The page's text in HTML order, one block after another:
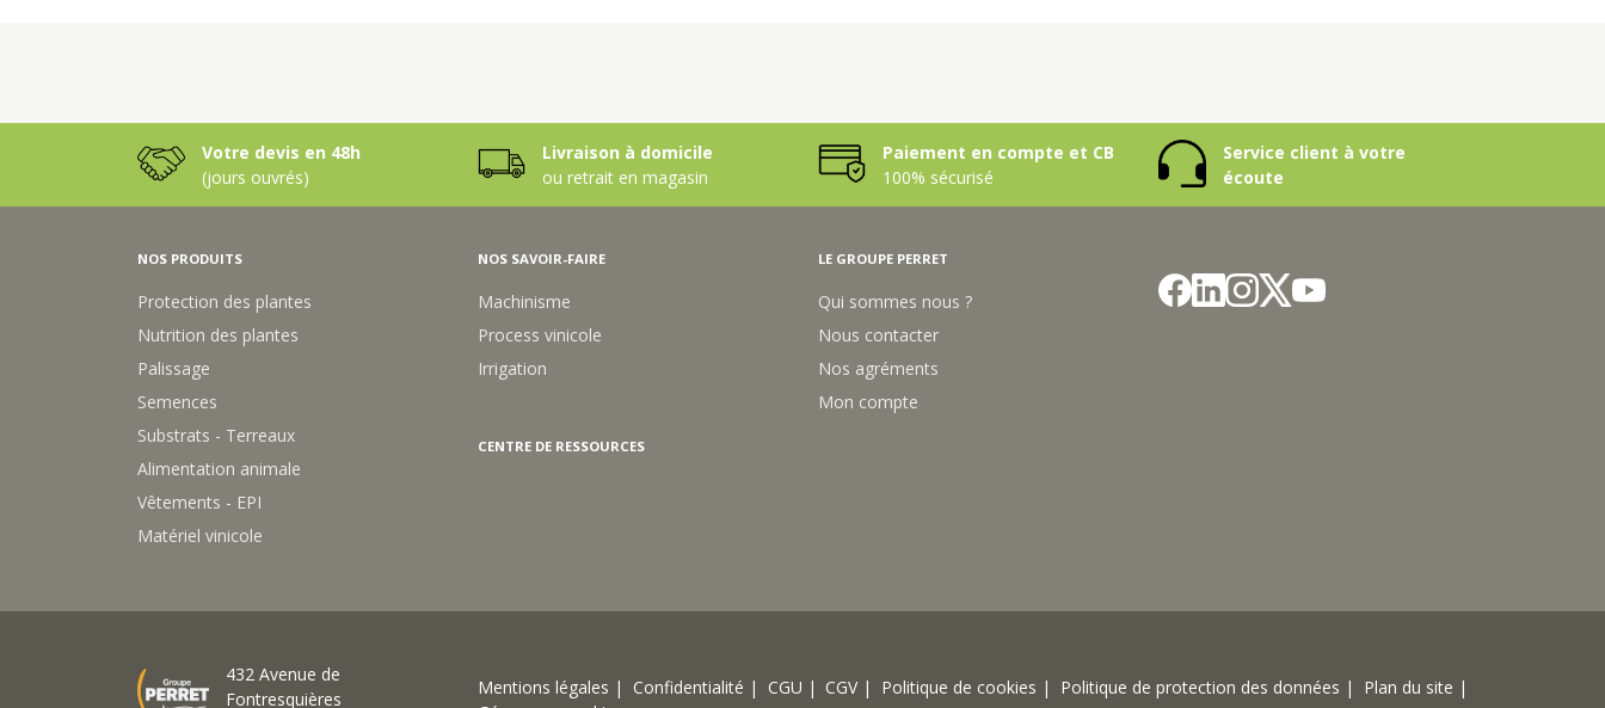
Protection des plantes
Nutrition des plantes
Palissage
Semences
Substrats - Terreaux
Alimentation animale
Vêtements - EPI
Matériel vinicole
Machinisme
Process vinicole
Irrigation
Qui sommes nous ?
Nous contacter
Nos agréments
Mon compte
30200 Bagnols-sur-Cèze